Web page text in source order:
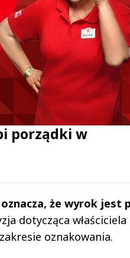
porządki w
że wyrok jest
dotycząca właściciela
oznakowania.